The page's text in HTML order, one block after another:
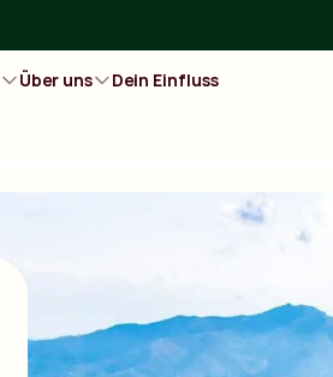
Über uns
Dein Einfluss